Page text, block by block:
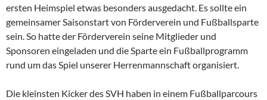
ersten Heimspiel etwas besonders ausgedacht. Es sollte ein
gemeinsamer Saisonstart von Förderverein und Fußballsparte
sein. So hatte der Förderverein seine Mitglieder und
Sponsoren eingeladen und die Sparte ein Fußballprogramm
rund um das Spiel unserer Herrenmannschaft organisiert.
Die kleinsten Kicker des SVH haben in einem Fußballparcours